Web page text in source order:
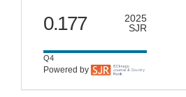
scimago
0.177
2025
SJR
Q4
Powered by